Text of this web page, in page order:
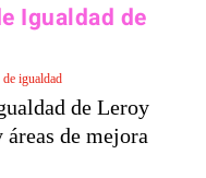
Igualdad de
de igualdad
de Leroy
de mejora